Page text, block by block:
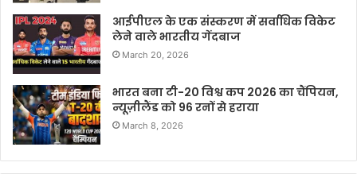
आईपीएल के एक संस्करण में सर्वाधिक विकेट
लेने वाले भारतीय गेंदबाज
March 20, 2026
भारत बना टी-20 विश्व कप 2026 का चैंपियन,
न्यूज़ीलैंड को 96 रनों से हराया
March 8, 2026